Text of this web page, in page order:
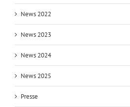
News 2022
News 2023
News 2024
News 2025
Presse